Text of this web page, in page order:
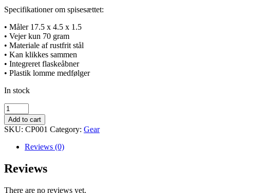
Specifikationer om spisesættet:
• Måler 17.5 x 4.5 x 1.5
• Vejer kun 70 gram
• Materiale af rustfrit stål
• Kan klikkes sammen
• Integreret flaskeåbner
• Plastik lomme medfølger
In stock
Kniv,
gaffel
&
ske
quantity
Add to cart
SKU: CP001 Category: Gear
Reviews (0)
Reviews
There are no reviews yet.